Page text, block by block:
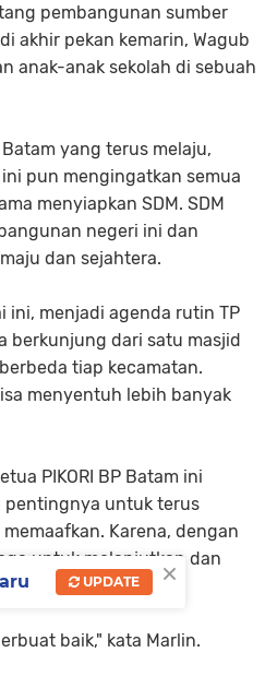
pembangunan sumber
akhir pekan kemarin, Wagub
anak-anak sekolah di sebuah
yang terus melaju,
ini pun mengingatkan semua
menyiapkan SDM. SDM
negeri ini dan
dan sejahtera.
ini, menjadi agenda rutin TP
berkunjung dari satu masjid
tiap kecamatan.
menyentuh lebih banyak
PIKORI BP Batam ini
pentingnya untuk terus
Karena, dengan
untuk melanjutkan dan
baik," kata Marlin.
×
UPDATE